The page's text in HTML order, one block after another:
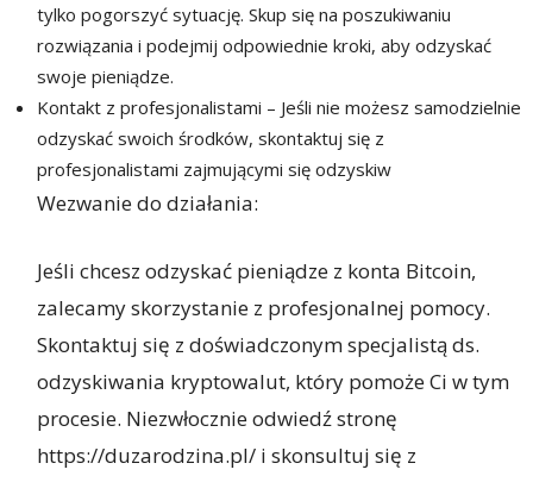
tylko pogorszyć sytuację. Skup się na poszukiwaniu
rozwiązania i podejmij odpowiednie kroki, aby odzyskać
swoje pieniądze.
Kontakt z profesjonalistami – Jeśli nie możesz samodzielnie
odzyskać swoich środków, skontaktuj się z
profesjonalistami zajmującymi się odzyskiw
Wezwanie do działania:
Jeśli chcesz odzyskać pieniądze z konta Bitcoin,
zalecamy skorzystanie z profesjonalnej pomocy.
Skontaktuj się z doświadczonym specjalistą ds.
odzyskiwania kryptowalut, który pomoże Ci w tym
procesie. Niezwłocznie odwiedź stronę
https://duzarodzina.pl/ i skonsultuj się z